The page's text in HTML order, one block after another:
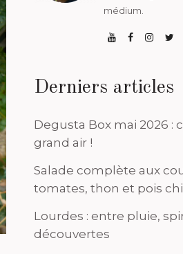
médium.
Derniers articles
Degusta Box mai 2026 :
grand air !
Salade complète aux
tomates, thon et pois
Lourdes : entre pluie,
découvertes